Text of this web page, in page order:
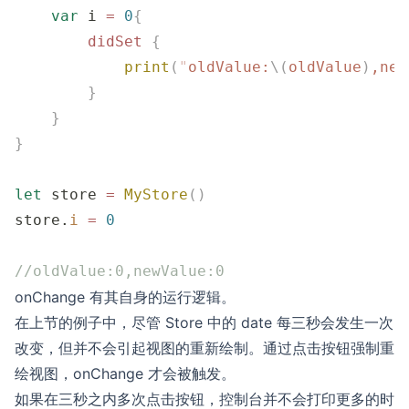
    var
i = 0{
        didSet
{
            print
( " oldValue: \( oldValue )
        }
    }
}
let store = MyStore ()
store. i = 0
//oldValue:0,newValue:0
onChange 有其自身的运行逻辑。
在上节的例子中，尽管 Store 中的 date 每三秒会发生一次
改变，但并不会引起视图的重新绘制。通过点击按钮强制重
绘视图，onChange 才会被触发。
如果在三秒之内多次点击按钮，控制台并不会打印更多的时